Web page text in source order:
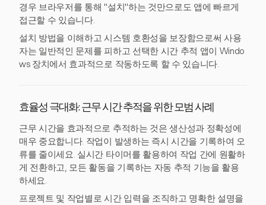
경우 브라우저를 통해 "설치"하는 것만으로도 앱에 빠르게
접근할 수 있습니다.
설치 방법을 이해하고 시스템 호환성을 보장함으로써 사용
자는 일반적인 문제를 피하고 선택한 시간 추적 앱이 Windo
ws 장치에서 효과적으로 작동하도록 할 수 있습니다.
효율성 극대화: 근무 시간 추적을 위한 모범 사례
근무 시간을 효과적으로 추적하는 것은 생산성과 정확성에
매우 중요합니다. 작업이 발생하는 즉시 시간을 기록하여 오
류를 줄이세요. 실시간 타이머를 활용하여 작업 간에 원활하
게 전환하고, 모든 활동을 기록하는 자동 추적 기능을 활용
하세요.
프로젝트 및 작업별로 시간 입력을 조직하고 명확한 설명을